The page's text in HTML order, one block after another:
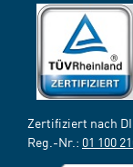
Zertifiziert nach
Reg.-Nr.: 01 100